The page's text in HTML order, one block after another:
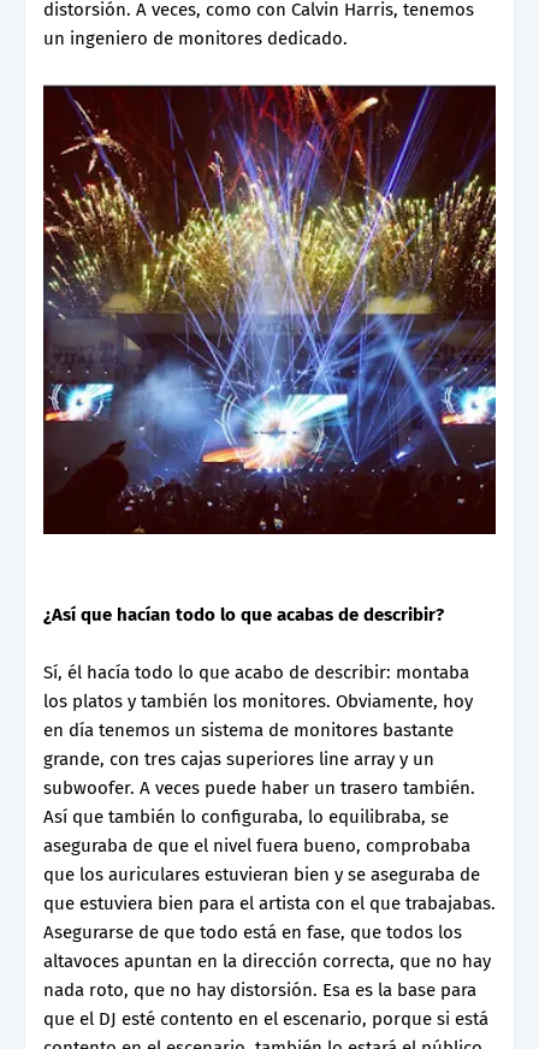
distorsión. A veces, como con Calvin Harris, tenemos
un ingeniero de monitores dedicado.
¿Así que hacían todo lo que acabas de describir?
Sí, él hacía todo lo que acabo de describir: montaba
los platos y también los monitores. Obviamente, hoy
en día tenemos un sistema de monitores bastante
grande, con tres cajas superiores line array y un
subwoofer. A veces puede haber un trasero también.
Así que también lo configuraba, lo equilibraba, se
aseguraba de que el nivel fuera bueno, comprobaba
que los auriculares estuvieran bien y se aseguraba de
que estuviera bien para el artista con el que trabajabas.
Asegurarse de que todo está en fase, que todos los
altavoces apuntan en la dirección correcta, que no hay
nada roto, que no hay distorsión. Esa es la base para
que el DJ esté contento en el escenario, porque si está